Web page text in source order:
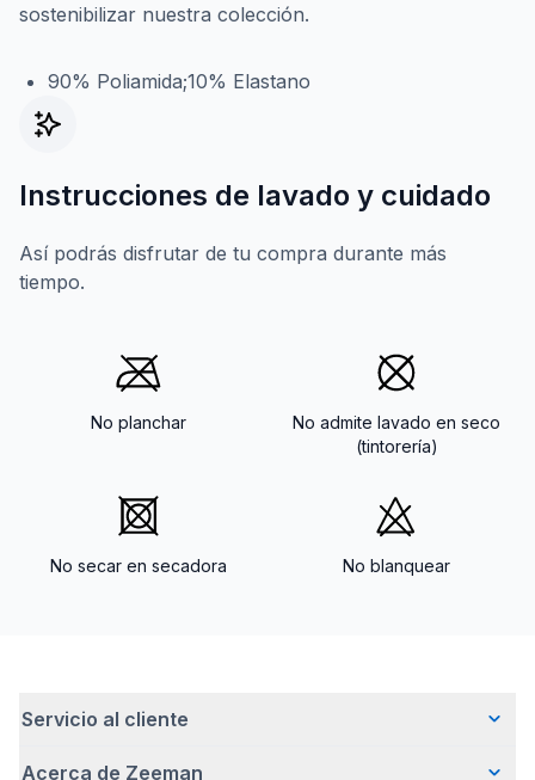
sostenibilizar nuestra colección.
90% Poliamida;10% Elastano
Instrucciones de lavado y cuidado
Así podrás disfrutar de tu compra durante más
tiempo.
No planchar
No admite lavado en seco
(tintorería)
No secar en secadora No blanquear
Servicio al cliente
Acerca de Zeeman